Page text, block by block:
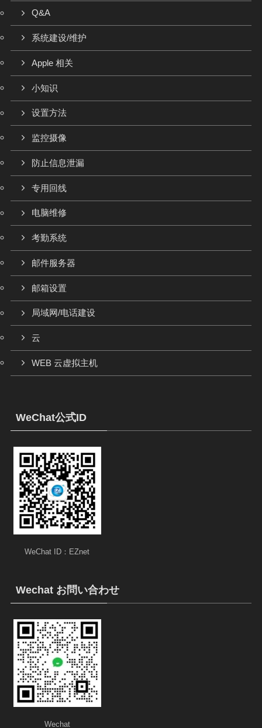
Q&A
系统建设/维护
Apple 相关
小知识
设置方法
监控摄像
防止信息泄漏
专用回线
电脑维修
考勤系统
邮件服务器
邮箱设置
局域网/电话建设
云
WEB 云虚拟主机
WeChat公式ID
WeChat ID：EZnet
Wechat お問い合わせ
Wechat